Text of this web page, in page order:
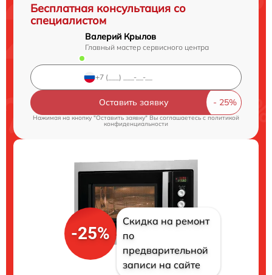
Бесплатная консультация со
специалистом
Валерий Крылов
Главный мастер сервисного центра
Оставить заявку
Нажимая на кнопку "Оставить заявку" Вы соглашаетесь cполитикой
конфиденциальности
-25%
Скидка на ремонт
по
предварительной
записи на сайте